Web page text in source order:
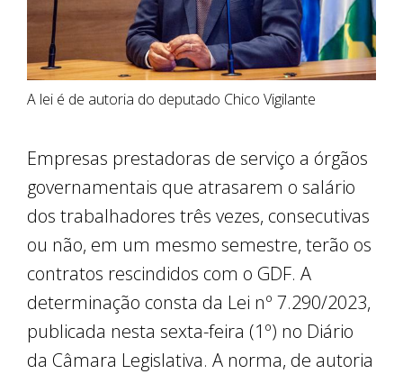
A lei é de autoria do deputado Chico Vigilante
Empresas prestadoras de serviço a órgãos
governamentais que atrasarem o salário
dos trabalhadores três vezes, consecutivas
ou não, em um mesmo semestre, terão os
contratos rescindidos com o GDF. A
determinação consta da Lei nº 7.290/2023,
publicada nesta sexta-feira (1º) no Diário
da Câmara Legislativa. A norma, de autoria